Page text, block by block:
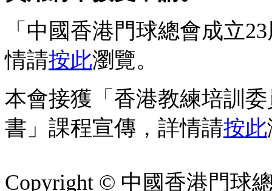
「中國香港門球總會成立
情請按此瀏覽。
本會接獲「香港教練培訓
書」課程宣傳，詳情請按此
Copyright © 中國香港門球